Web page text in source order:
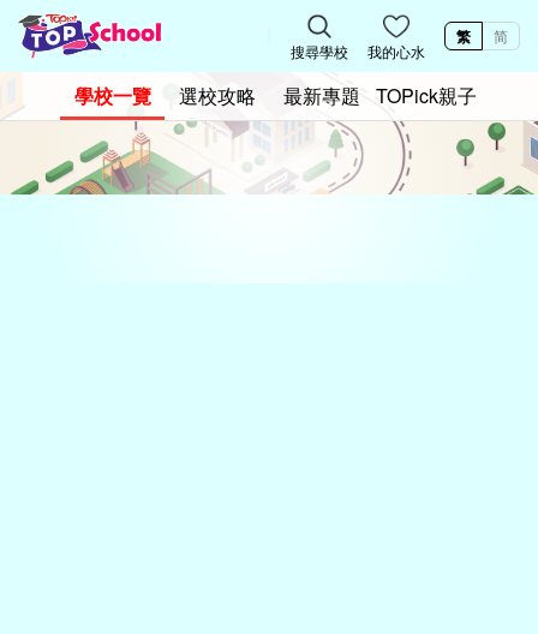
搜尋學校 我的心水
繁 简
學校一覽 選校攻略 最新專題 TOPick親子